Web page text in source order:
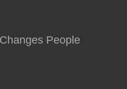
People